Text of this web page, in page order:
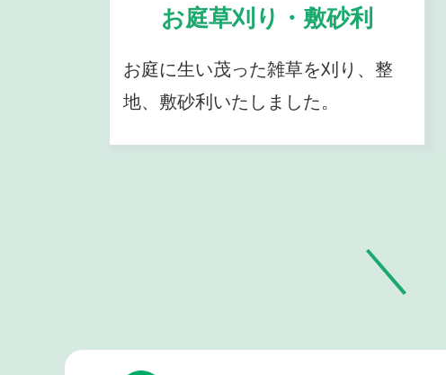
お庭草刈り・敷砂利
お庭に生い茂った雑草を刈り、整
地、敷砂利いたしました。